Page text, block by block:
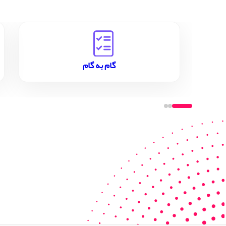
گام به گام